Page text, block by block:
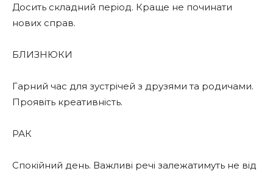
Досить складний період. Краще не починати
нових справ.
БЛИЗНЮКИ
Гарний час для зустрічей з друзями та родичами.
Проявіть креативність.
РАК
Спокійний день. Важливі речі залежатимуть не від